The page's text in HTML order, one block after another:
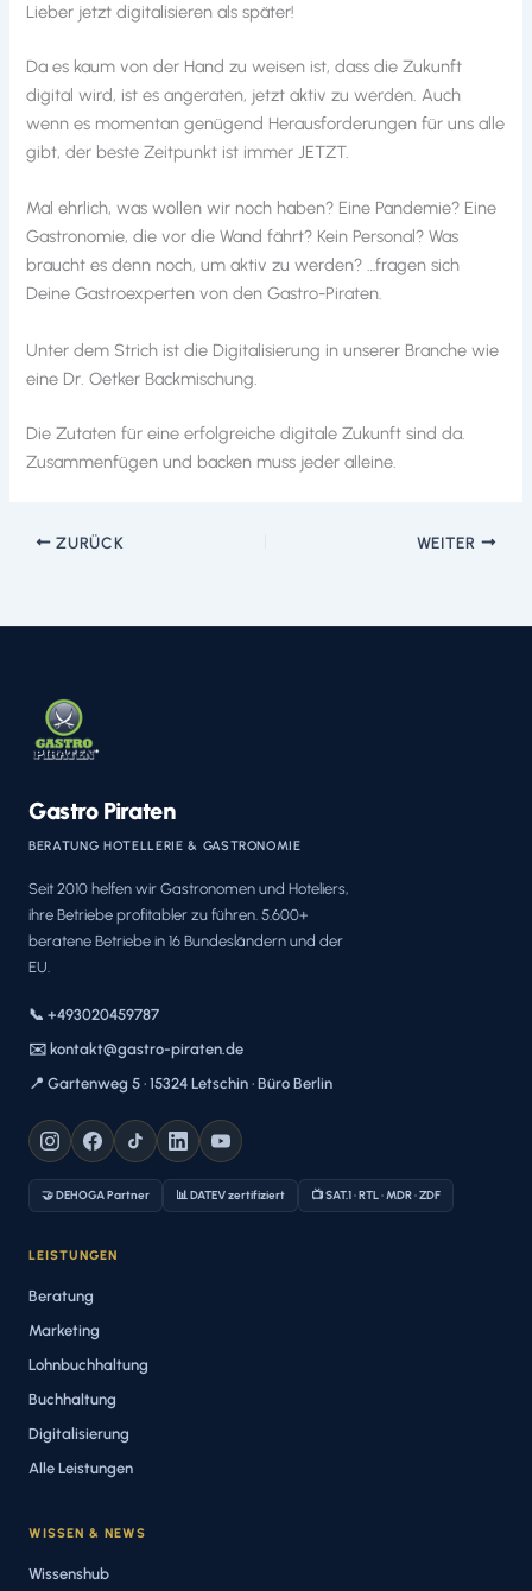
Lieber jetzt digitalisieren als später!
Da es kaum von der Hand zu weisen ist, dass die Zukunft
digital wird, ist es angeraten, jetzt aktiv zu werden. Auch
wenn es momentan genügend Herausforderungen für uns alle
gibt, der beste Zeitpunkt ist immer JETZT.
Mal ehrlich, was wollen wir noch haben? Eine Pandemie? Eine
Gastronomie, die vor die Wand fährt? Kein Personal? Was
braucht es denn noch, um aktiv zu werden? …fragen sich
Deine Gastroexperten von den Gastro-Piraten.
Unter dem Strich ist die Digitalisierung in unserer Branche wie
eine Dr. Oetker Backmischung.
Die Zutaten für eine erfolgreiche digitale Zukunft sind da.
Zusammenfügen und backen muss jeder alleine.
ZURÜCK WEITER
Gastro Piraten
BERATUNG HOTELLERIE & GASTRONOMIE
Seit 2010 helfen wir Gastronomen und Hoteliers,
ihre Betriebe profitabler zu führen. 5.600+
beratene Betriebe in 16 Bundesländern und der
EU.
📞 +493020459787
✉️ kontakt@gastro-piraten.de
📍 Gartenweg 5 · 15324 Letschin · Büro Berlin
🤝 DEHOGA Partner 📊 DATEV zertifiziert 📺 SAT.1 · RTL · MDR · ZDF
LEISTUNGEN
Beratung
Marketing
Lohnbuchhaltung
Buchhaltung
Digitalisierung
Alle Leistungen
WISSEN & NEWS
Wissenshub